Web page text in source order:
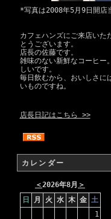
*写真は2008年5月9日開店
カフェハンズにご来店いた
とうございます。
店長の佐藤です。
雑味のない新鮮なコーヒー
しいです。
毎日飲むから、おいしさに
いものですね。
店長日記はこちら >>
カレンダー
＜2026年8月 ＞
日
月 火 水 木 金 土
1